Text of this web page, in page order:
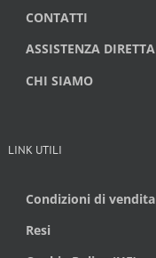
CONTATTI
ASSISTENZA DIRETTA
CHI SIAMO
LINK UTILI
Condizioni di vendita
Resi